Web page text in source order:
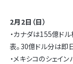
2月2日（日）
・カナダは155億ド
表。30億ドル分は即
・メキシコのシェイ